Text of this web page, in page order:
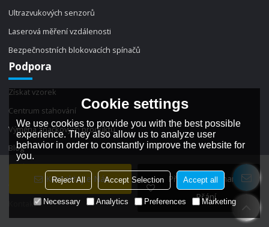
Kontaktujte Nás
Přidat Do Seznamu
Přání
Ultrazvukových senzorů
Laserová měření vzdálenosti
Bezpečnostních blokovacích spínačů
Podpora
Získat vzorek
Centrum stahování
Výměna značkových produktů
Blog
Zprávy
Často kladené otázky
Kontakt
Cookie settings
We use cookies to provide you with the best possible
experience. They also allow us to analyze user
behavior in order to constantly improve the website for
you.
Reject All Accept Selection Accept all
Necessary Analytics Preferences Marketing